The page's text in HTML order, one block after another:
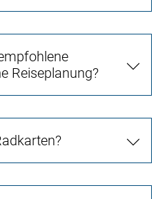
Reiseplanung?